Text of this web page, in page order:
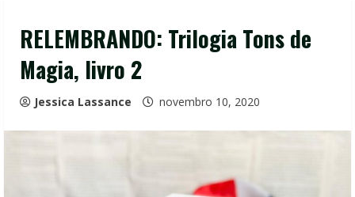
RELEMBRANDO: Trilogia Tons de
Magia, livro 2
Jessica Lassance novembro 10, 2020